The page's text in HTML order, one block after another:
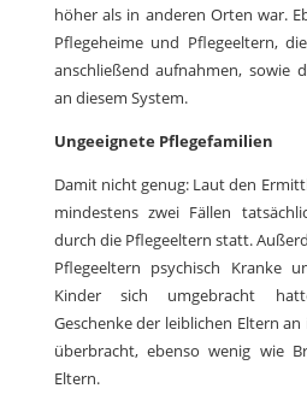
höher als in anderen Orten war.
Pflegeheime und Pflegeeltern,
anschließend aufnahmen, sowie
an diesem System.
Ungeeignete Pflegefamilien
Damit nicht genug: Laut den
mindestens zwei Fällen
durch die Pflegeeltern statt.
Pflegeeltern psychisch Kranke
Kinder sich umgebracht
Geschenke der leiblichen Eltern
überbracht, ebenso wenig wie
Eltern.